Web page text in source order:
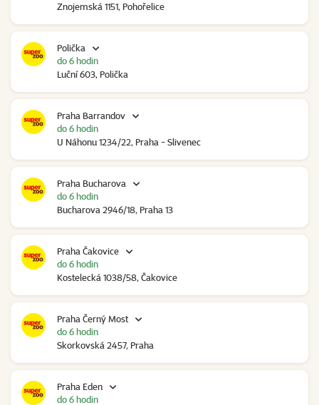
Znojemská 1151, Pohořelice
Polička
Luční 603, Polička
do 6 hodin
Praha Barrandov
U Náhonu 1234/22, Praha - Slivenec
do 6 hodin
Praha Bucharova
Bucharova 2946/18, Praha 13
do 6 hodin
Praha Čakovice
Kostelecká 1038/58, Čakovice
do 6 hodin
Praha Černý Most
Skorkovská 2457, Praha
do 6 hodin
Praha Eden
do 6 hodin